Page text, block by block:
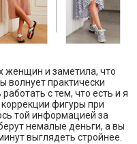
женщин и заметила, что
волнует практически
с тем, что есть и я
фигуры при
той информацией за
немалые деньги, а вы
выглядеть стройнее.